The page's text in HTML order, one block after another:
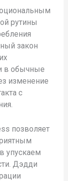
рутины
закон
в обычные
изменение
с
позволяет
упускаем
Дэдди